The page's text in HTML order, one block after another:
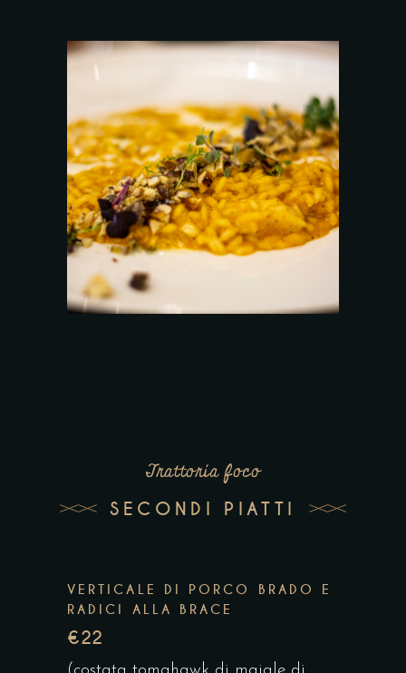
Trattoria foco
SECONDI PIATTI
VERTICALE DI PORCO BRADO E
RADICI ALLA BRACE
€22